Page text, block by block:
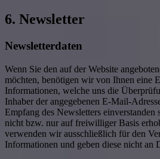
6. Newsletter
Newsletter­daten
Wenn Sie den auf der Website
möchten, benötigen wir von Ihnen eine
Informationen, welche uns die
Inhaber der angegebenen E-Mail-
Empfang des Newsletters einverstanden
nicht bzw. nur auf freiwilliger Basis
verwenden wir ausschließlich für den
Informationen und geben diese nicht an